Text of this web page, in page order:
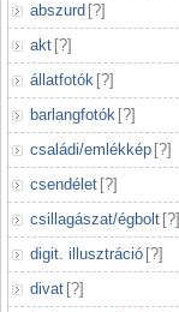
abszurd [?]
akt [?]
állatfotók [?]
barlangfotók [?]
családi/emlékkép [?]
csendélet [?]
csillagászat/égbolt [?]
digit. illusztráció [?]
divat [?]